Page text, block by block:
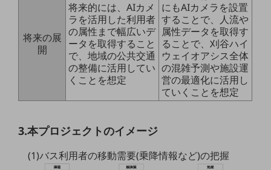
通信モジュール製品
衛星携帯電話
IOT完了済みメーカーブランド製品
ケータイプラン
5Gデータプラス
将来の展
開
将来的には、AIカメ
ラを活用した利用者
の属性まで幅広いデ
ータを取得すること
で、地域の公共交通
の整備に活用してい
くことを想定
にもAIカメラを設置
することで、人流や
属性データを取得す
ることで、刈谷ハイ
ウェイオアシス全体
の混雑予測や施設運
営の最適化に活用し
ていくことを想定
3.本プロジェクトのイメージ
(1)バス利用者の移動需要(乗降情報など)の把握